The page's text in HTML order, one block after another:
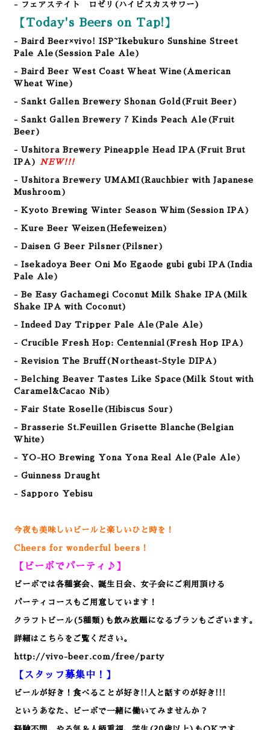
- フェアステイト ロゼリ(ハイビスカスサワー)
【Today's Beers on Tap!】
- Baird Beer×vivo! ISP~Ikebukuro Sunshine Street
Pale Ale (Session Pale Ale)
- Baird Beer West Coast Wheat Wine(American
Wheat Wine)
- Sankt Gallen Brewery Shonan Gold(Fruit Beer)
- Sankt Gallen Brewery 7 Kinds Peach Ale(Fruit
Beer)
- Ushitora Brewery Pineapple Head IPA(Fruit Brut
IPA) NEW!!!
- Ushitora Brewery UMAMI(Rauchbier with Japanese
Mushroom)
- Kyoto Brewing Winter Season Whim(Session IPA)
- Kure Beer Weizen(Hefeweizen)
- Daisen G Beer Pilsner(Pilsner)
- Isekadoya Beer Oni Mo Egaode gubi gubi IPA(India
Pale Ale)
- Be Easy Gachamegi Coconut Milk Shake IPA(Milk
Shake IPA with Coconut)
- Indeed Day Tripper Pale Ale(Pale Ale)
- Crucible Fresh Hop: Centennial(Fresh Hop IPA)
- Revision The Bruff(Northeast-Style DIPA)
- Belching Beaver Tastes Like Space(Milk Stout with
Caramel&Cacao Nib)
- Fair State Roselle(Hibiscus Sour)
- Brasserie St.Feuillen Grisette Blanche(Belgian
White)
- YO-HO Brewing Yona Yona Real Ale(Pale Ale)
- Guinness Draught
- Sapporo Yebisu
今夜も美味しいビールと楽しいひと時を！
Cheers for wonderful beers！
【ビーボでパーティ♪】
ビーボでは各種宴会、誕生日会、女子会にご利用頂ける
パーティコースもご用意しています！
クラフトビール(5種類)も飲み放題になるプランもございます。
詳細はこちらをご覧ください。
http://vivo-beer.com/free/party
【スタッフ募集中！】
ビールが好き！食べることが好き!!人と話すのが好き!!!
というあなた、ビーボで一緒に働いてみませんか？